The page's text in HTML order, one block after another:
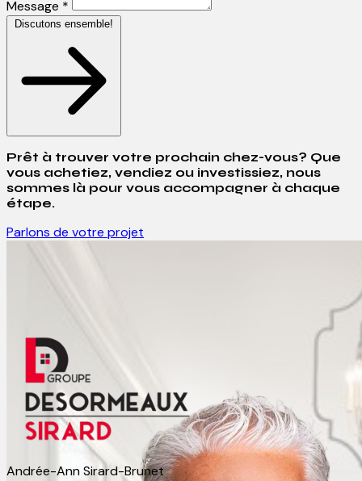
Message *
Discutons ensemble!
Prêt à trouver votre prochain chez-vous? Que
vous achetiez, vendiez ou investissiez, nous
sommes là pour vous accompagner à chaque
étape.
Parlons de votre projet
Andrée-Ann Sirard-Brunet